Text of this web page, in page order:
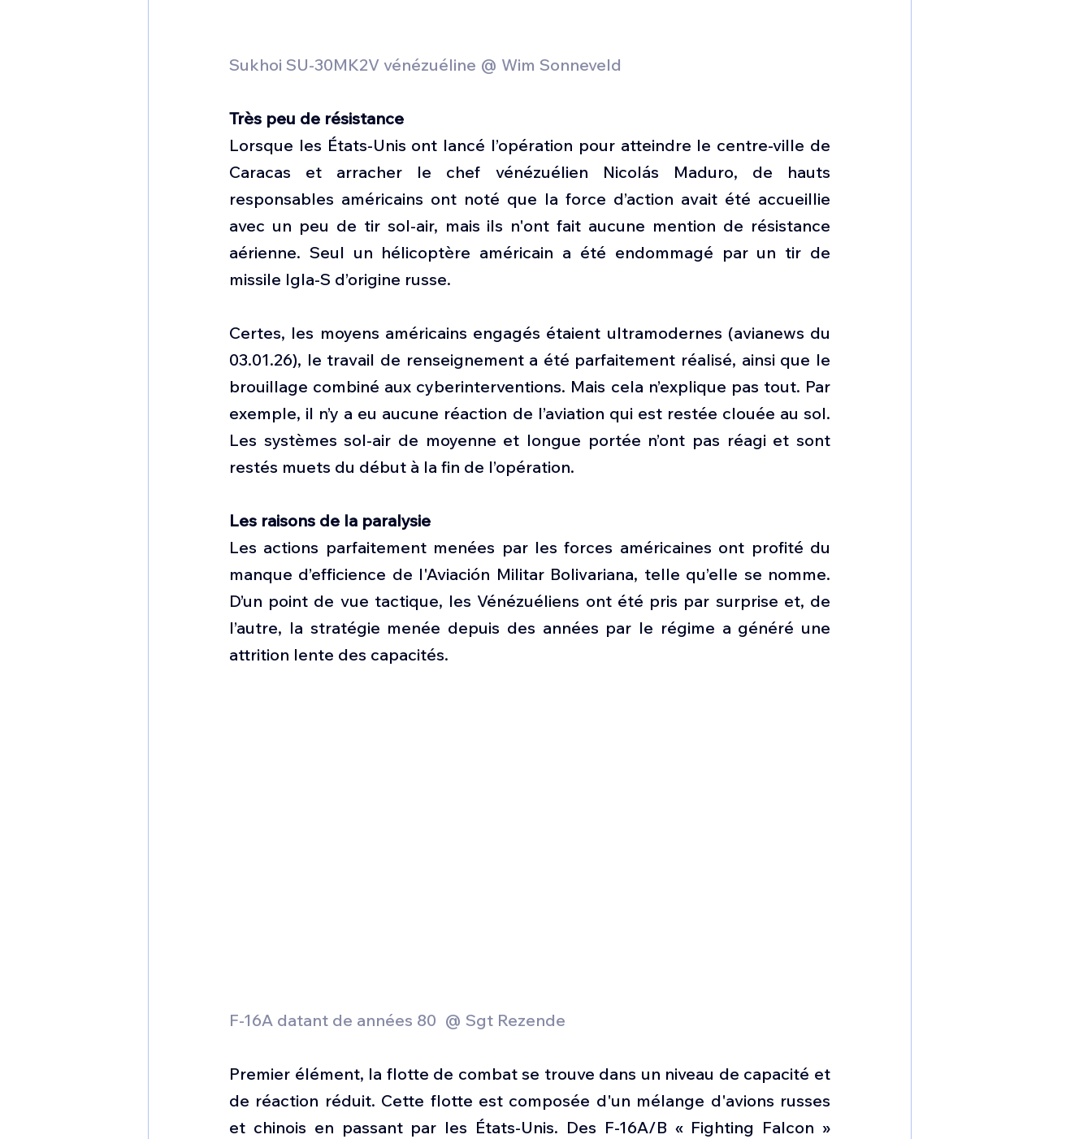
Sukhoi SU-30MK2V vénézuéline @ Wim Sonneveld
Très peu de résistance
Lorsque les États-Unis ont lancé l’opération pour atteindre le centre-ville de
Caracas et arracher le chef vénézuélien Nicolás Maduro, de hauts
responsables américains ont noté que la force d’action avait été accueillie
avec un peu de tir sol-air, mais ils n'ont fait aucune mention de résistance
aérienne. Seul un hélicoptère américain a été endommagé par un tir de
missile Igla-S d’origine russe.
Certes, les moyens américains engagés étaient ultramodernes (avianews du
03.01.26), le travail de renseignement a été parfaitement réalisé, ainsi que le
brouillage combiné aux cyberinterventions. Mais cela n’explique pas tout. Par
exemple, il n’y a eu aucune réaction de l’aviation qui est restée clouée au sol.
Les systèmes sol-air de moyenne et longue portée n’ont pas réagi et sont
restés muets du début à la fin de l’opération.
Les raisons de la paralysie
Les actions parfaitement menées par les forces américaines ont profité du
manque d’efficience de l'Aviación Militar Bolivariana, telle qu’elle se nomme.
D’un point de vue tactique, les Vénézuéliens ont été pris par surprise et, de
l’autre, la stratégie menée depuis des années par le régime a généré une
attrition lente des capacités.
F-16A datant de années 80  @ Sgt Rezende
Premier élément, la flotte de combat se trouve dans un niveau de capacité et
de réaction réduit. Cette flotte est composée d'un mélange d'avions russes
et chinois en passant par les États-Unis. Des F-16A/B « Fighting Falcon »